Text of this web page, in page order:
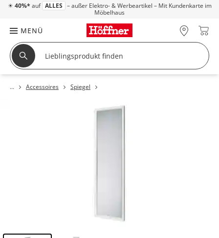
☀ 40%* auf ALLES – außer Elektro- & Werbeartikel – Mit Kundenkarte im
Möbelhaus
MENÜ
Accessoires Spiegel